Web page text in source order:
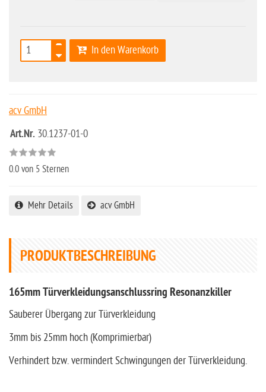
In den Warenkorb
acv GmbH
Art.Nr. 30.1237-01-0
0.0 von 5 Sternen
Mehr Details acv GmbH
PRODUKTBESCHREIBUNG
165mm Türverkleidungsanschlussring Resonanzkiller
Sauberer Übergang zur Türverkleidung
3mm bis 25mm hoch (Komprimierbar)
Verhindert bzw. vermindert Schwingungen der Türverkleidung.